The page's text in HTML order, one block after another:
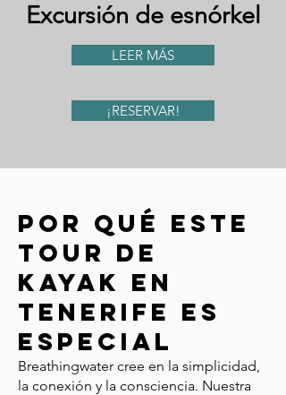
Excursión de esnórkel
LEER MÁS
¡RESERVAR!
Por qué este
tour de
kayak en
Tenerife es
especial
Breathingwater cree en la simplicidad,
la conexión y la consciencia. Nuestra